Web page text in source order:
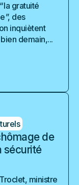
la gratuité
”, des
inquiètent
demain,...
de
sécurité
ministre